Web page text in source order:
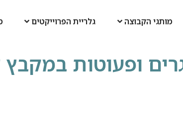
מותגי הקבוצה גלריית הפרוייקטים
ופעוטות